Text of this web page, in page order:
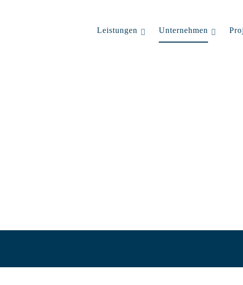
Leistungen Unternehmen